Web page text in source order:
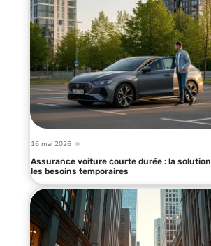
16 mai 2026
Assurance voiture courte durée : la
les besoins temporaires